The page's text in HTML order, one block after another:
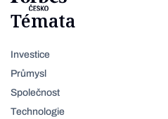
Témata
Investice
Průmysl
Společnost
Technologie